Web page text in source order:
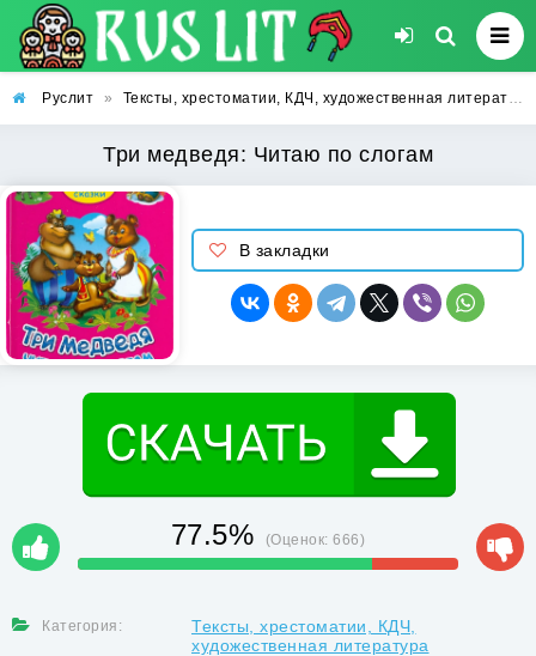
Руслит » Тексты, хрестоматии, КДЧ, художественная литература
Три медведя: Читаю по слогам
В закладки
77.5% (Оценок:666)
Категория:
Тексты, хрестоматии, КДЧ,
художественная литература